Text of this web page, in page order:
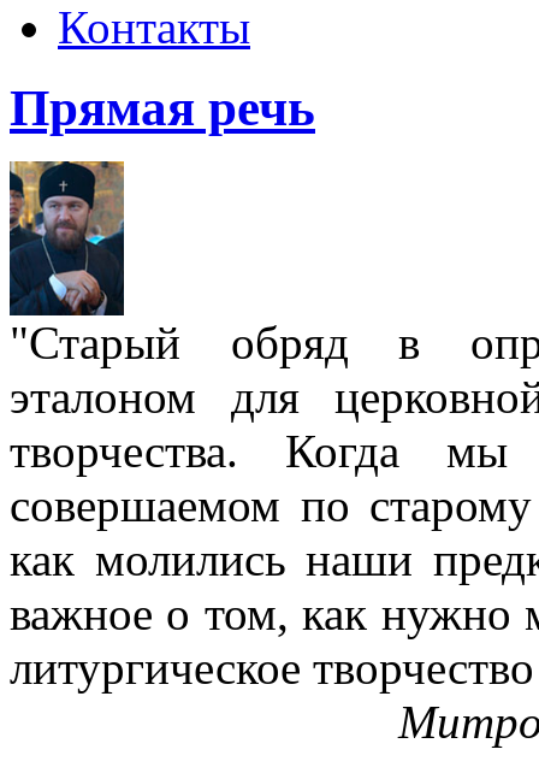
Контакты
Прямая речь
"Старый обряд в
эталоном для
творчества. Когда мы
совершаемом по
как молились наши
важное о том, как нужно
литургическое